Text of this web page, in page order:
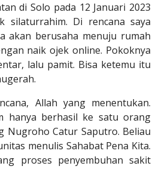
di Solo pada 12 Januari 2023
silaturrahim. Di rencana saya
akan berusaha menuju rumah
naik ojek online. Pokoknya
lalu pamit. Bisa ketemu itu
Allah yang menentukan.
hanya berhasil ke satu orang
Nugroho Catur Saputro. Beliau
menulis Sahabat Pena Kita.
proses penyembuhan sakit